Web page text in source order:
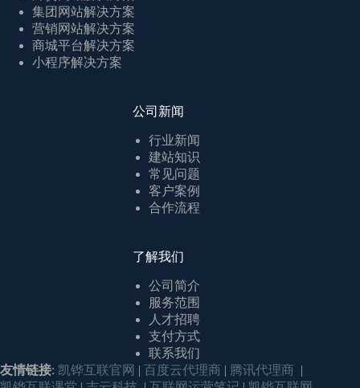
集团网站解决方案
营销网站解决方案
商城平台解决方案
小程序解决方案
公司新闻
行业新闻
建站知识
常见问题
客户案例
合作流程
了解我们
公司简介
服务范围
人才招聘
支付方式
联系我们
友情链接: 凯铧互联官网 | 百度云代理商 | 腾讯代理商 |